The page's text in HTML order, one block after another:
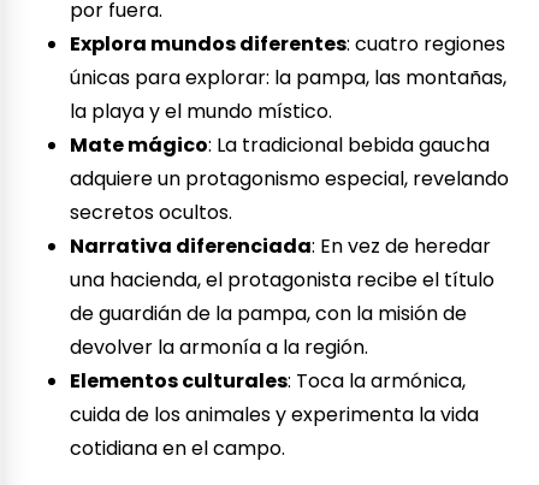
por fuera.
Explora mundos diferentes: cuatro regiones
únicas para explorar: la pampa, las montañas,
la playa y el mundo místico.
Mate mágico: La tradicional bebida gaucha
adquiere un protagonismo especial, revelando
secretos ocultos.
Narrativa diferenciada: En vez de heredar
una hacienda, el protagonista recibe el título
de guardián de la pampa, con la misión de
devolver la armonía a la región.
Elementos culturales: Toca la armónica,
cuida de los animales y experimenta la vida
cotidiana en el campo.